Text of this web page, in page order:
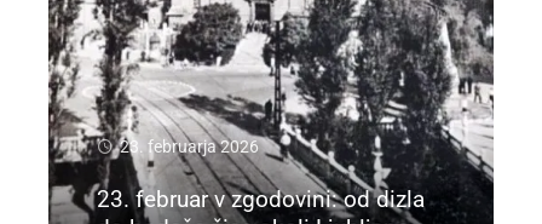
23. februarja 2026
23. februar v zgodovini: od dizla